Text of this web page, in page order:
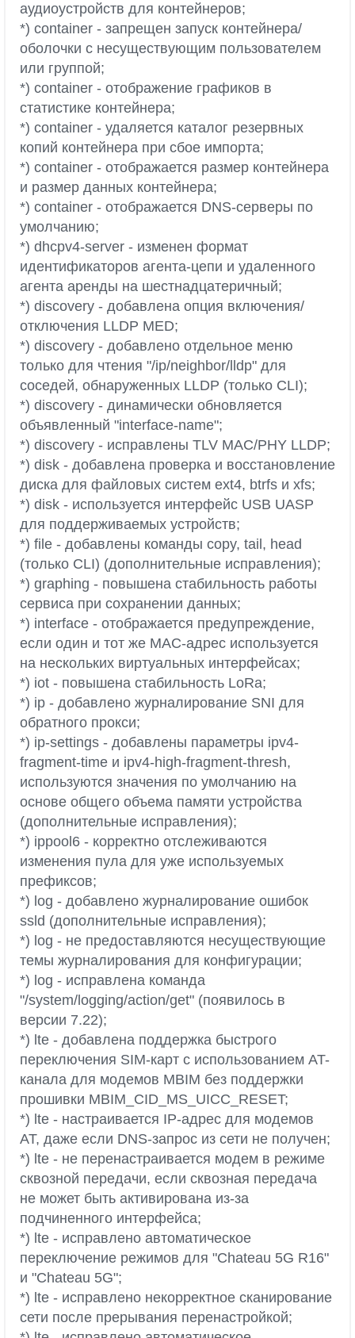
аудиоустройств для контейнеров;
*) container - запрещен запуск контейнера/
оболочки с несуществующим пользователем
или группой;
*) container - отображение графиков в
статистике контейнера;
*) container - удаляется каталог резервных
копий контейнера при сбое импорта;
*) container - отображается размер контейнера
и размер данных контейнера;
*) container - отображается DNS-серверы по
умолчанию;
*) dhcpv4-server - изменен формат
идентификаторов агента-цепи и удаленного
агента аренды на шестнадцатеричный;
*) discovery - добавлена опция включения/
отключения LLDP MED;
*) discovery - добавлено отдельное меню
только для чтения "/ip/neighbor/lldp" для
соседей, обнаруженных LLDP (только CLI);
*) discovery - динамически обновляется
объявленный "interface-name";
*) discovery - исправлены TLV MAC/PHY LLDP;
*) disk - добавлена проверка и восстановление
диска для файловых систем ext4, btrfs и xfs;
*) disk - используется интерфейс USB UASP
для поддерживаемых устройств;
*) file - добавлены команды copy, tail, head
(только CLI) (дополнительные исправления);
*) graphing - повышена стабильность работы
сервиса при сохранении данных;
*) interface - отображается предупреждение,
если один и тот же MAC-адрес используется
на нескольких виртуальных интерфейсах;
*) iot - повышена стабильность LoRa;
*) ip - добавлено журналирование SNI для
обратного прокси;
*) ip-settings - добавлены параметры ipv4-
fragment-time и ipv4-high-fragment-thresh,
используются значения по умолчанию на
основе общего объема памяти устройства
(дополнительные исправления);
*) ippool6 - корректно отслеживаются
изменения пула для уже используемых
префиксов;
*) log - добавлено журналирование ошибок
ssld (дополнительные исправления);
*) log - не предоставляются несуществующие
темы журналирования для конфигурации;
*) log - исправлена команда
"/system/logging/action/get" (появилось в
версии 7.22);
*) lte - добавлена поддержка быстрого
переключения SIM-карт с использованием AT-
канала для модемов MBIM без поддержки
прошивки MBIM_CID_MS_UICC_RESET;
*) lte - настраивается IP-адрес для модемов
AT, даже если DNS-запрос из сети не получен;
*) lte - не перенастраивается модем в режиме
сквозной передачи, если сквозная передача
не может быть активирована из-за
подчиненного интерфейса;
*) lte - исправлено автоматическое
переключение режимов для "Chateau 5G R16"
и "Chateau 5G";
*) lte - исправлено некорректное сканирование
сети после прерывания перенастройкой;